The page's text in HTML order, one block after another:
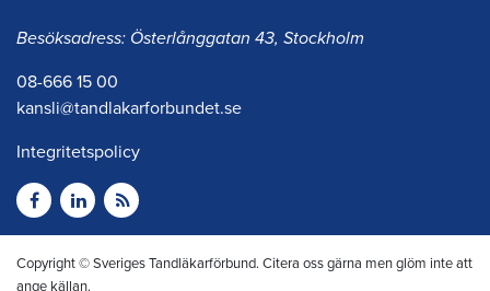
Besöksadress: Österlånggatan 43, Stockholm
08-666 15 00
kansli@tandlakarforbundet.se
Integritetspolicy
Copyright © Sveriges Tandläkarförbund. Citera oss gärna men glöm inte att
ange källan.